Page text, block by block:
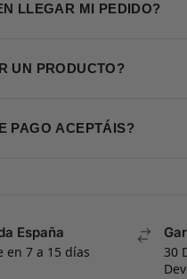
LLEGAR MI PEDIDO?
UN PRODUCTO?
PAGO ACEPTÁIS?
España
en 7 a 15 días
30